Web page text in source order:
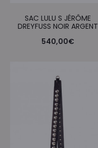
SAC LULU S JÉRÔME
DREYFUSS NOIR ARGENT
540,00€